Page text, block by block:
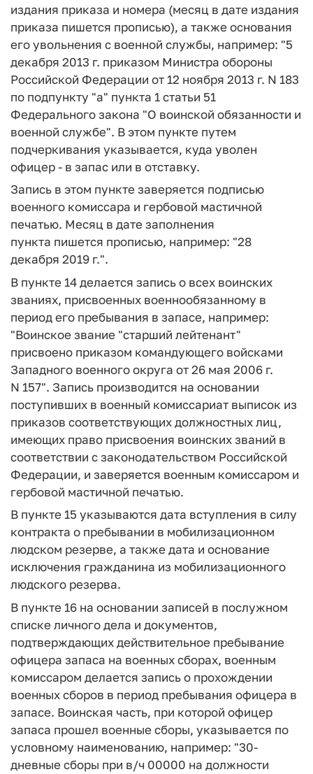
издания приказа и номера (месяц в дате издания
приказа пишется прописью), а также основания
его увольнения с военной службы, например: "5
декабря 2013 г. приказом Министра обороны
Российской Федерации от 12 ноября 2013 г. N 183
по подпункту "а" пункта 1 статьи 51
Федерального закона "О воинской обязанности и
военной службе". В этом пункте путем
подчеркивания указывается, куда уволен
офицер - в запас или в отставку.
Запись в этом пункте заверяется подписью
военного комиссара и гербовой мастичной
печатью. Месяц в дате заполнения
пункта пишется прописью, например: "28
декабря 2019 г.".
В пункте 14 делается запись о всех воинских
званиях, присвоенных военнообязанному в
период его пребывания в запасе, например:
"Воинское звание "старший лейтенант"
присвоено приказом командующего войсками
Западного военного округа от 26 мая 2006 г.
N 157". Запись производится на основании
поступивших в военный комиссариат выписок из
приказов соответствующих должностных лиц,
имеющих право присвоения воинских званий в
соответствии с законодательством Российской
Федерации, и заверяется военным комиссаром и
гербовой мастичной печатью.
В пункте 15 указываются дата вступления в силу
контракта о пребывании в мобилизационном
людском резерве, а также дата и основание
исключения гражданина из мобилизационного
людского резерва.
В пункте 16 на основании записей в послужном
списке личного дела и документов,
подтверждающих действительное пребывание
офицера запаса на военных сборах, военным
комиссаром делается запись о прохождении
военных сборов в период пребывания офицера в
запасе. Воинская часть, при которой офицер
запаса прошел военные сборы, указывается по
условному наименованию, например: "30-
дневные сборы при в/ч 00000 на должности